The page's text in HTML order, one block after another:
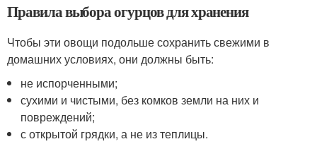
Правила выбора огурцов для хранения
Чтобы эти овощи подольше сохранить свежими в
домашних условиях, они должны быть:
не испорченными;
сухими и чистыми, без комков земли на них и
повреждений;
с открытой грядки, а не из теплицы.